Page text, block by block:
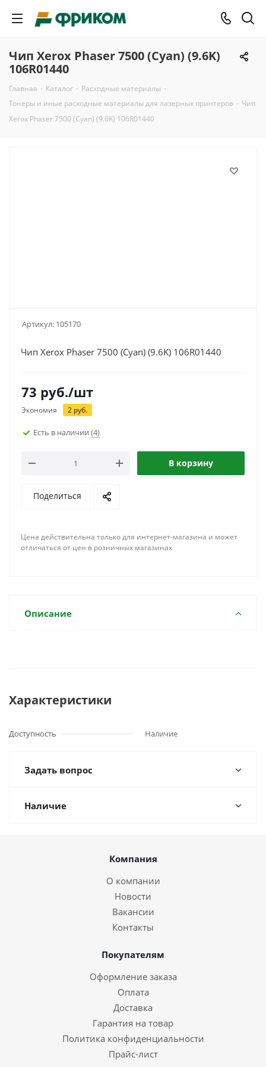
Чип Xerox Phaser 7500 (Cyan) (9.6K)
106R01440
Главная - Каталог - Расходные материалы -
Тонеры и иные расходные материалы для лазерных принтеров - Чип
Xerox Phaser 7500 (Cyan) (9.6K) 106R01440
Артикул: 105170
Чип Xerox Phaser 7500 (Cyan) (9.6K) 106R01440
73 руб./шт
Экономия 2 руб.
Есть в наличии (4)
В корзину
Поделиться
Цена действительна только для интернет-магазина и может
отличаться от цен в розничных магазинах
Описание
Характеристики
Доступность Наличие
Задать вопрос
Наличие
Компания
О компании
Новости
Вакансии
Контакты
Покупателям
Оформление заказа
Оплата
Доставка
Гарантия на товар
Политика конфиденциальности
Прайс-лист